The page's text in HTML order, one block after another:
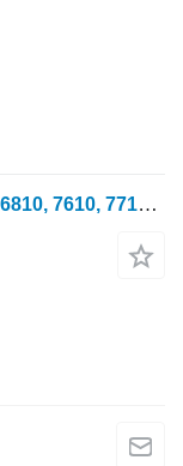
Väljalasketoru Ford 5610 6610, 6710, 6810, 7610, 7710 Air Cleaner Tube 86531343 tüübi jaoks ratastraktori